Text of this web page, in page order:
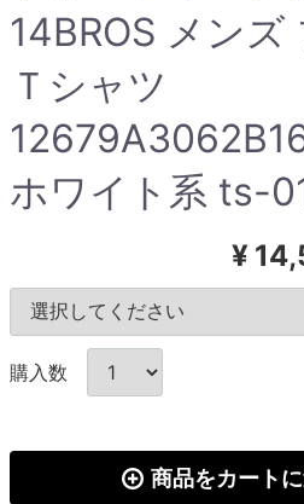
14BROS メンズ
Ｔシャツ
ホワイト系 ts-
¥
購入数
商品をカート